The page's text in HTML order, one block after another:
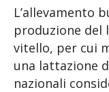
L’allevamento
produzione del
vitello, per cui
una lattazione
nazionali